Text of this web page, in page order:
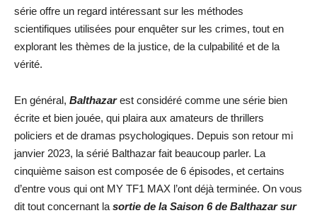
série offre un regard intéressant sur les méthodes
scientifiques utilisées pour enquêter sur les crimes, tout en
explorant les thèmes de la justice, de la culpabilité et de la
vérité.
En général, Balthazarest considéré comme une série bien
écrite et bien jouée, qui plaira aux amateurs de thrillers
policiers et de dramas psychologiques. Depuis son retour mi
janvier 2023, la sérié Balthazar fait beaucoup parler. La
cinquième saison est composée de 6 épisodes, et certains
d’entre vous qui ont MY TF1 MAX l’ont déjà terminée. On vous
dit tout concernant la sortie de la Saison 6 de Balthazar sur